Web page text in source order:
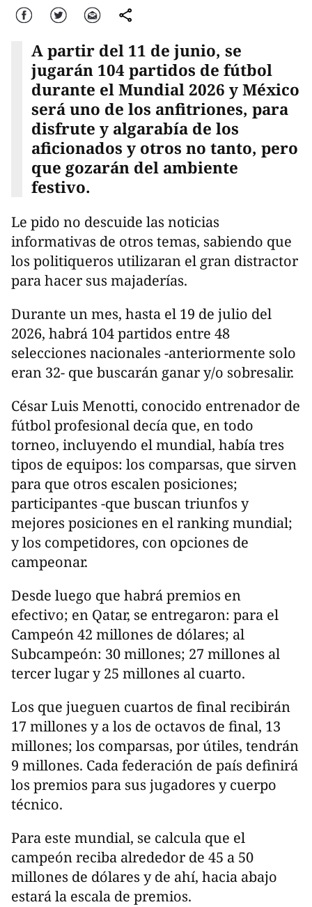
Facebook Twitter Correo comparte
A partir del 11 de junio, se
jugarán 104 partidos de fútbol
durante el Mundial 2026 y México
será uno de los anfitriones, para
disfrute y algarabía de los
aficionados y otros no tanto, pero
que gozarán del ambiente
festivo.
Le pido no descuide las noticias
informativas de otros temas, sabiendo que
los politiqueros utilizaran el gran distractor
para hacer sus majaderías.
Durante un mes, hasta el 19 de julio del
2026, habrá 104 partidos entre 48
selecciones nacionales -anteriormente solo
eran 32- que buscarán ganar y/o sobresalir.
César Luis Menotti, conocido entrenador de
fútbol profesional decía que, en todo
torneo, incluyendo el mundial, había tres
tipos de equipos: los comparsas, que sirven
para que otros escalen posiciones;
participantes -que buscan triunfos y
mejores posiciones en el ranking mundial;
y los competidores, con opciones de
campeonar.
Desde luego que habrá premios en
efectivo; en Qatar, se entregaron: para el
Campeón 42 millones de dólares; al
Subcampeón: 30 millones; 27 millones al
tercer lugar y 25 millones al cuarto.
Los que jueguen cuartos de final recibirán
17 millones y a los de octavos de final, 13
millones; los comparsas, por útiles, tendrán
9 millones. Cada federación de país definirá
los premios para sus jugadores y cuerpo
técnico.
Para este mundial, se calcula que el
campeón reciba alrededor de 45 a 50
millones de dólares y de ahí, hacia abajo
estará la escala de premios.